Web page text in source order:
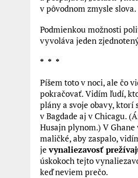
v pôvodnom zmysle slova.
Podmienkou možnosti
vyvoláva jeden
* * *
Píšem toto v noci, ale čo
pokračovať. Vidím ľudí,
plány a svoje obavy, ktorí
v Bagdade aj v Chicagu.
Husajn plynom.) V
maličké, aby zaspalo,
jevynaliezavosť
úskokoch tejto
keď neviem prečo.